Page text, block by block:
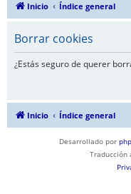
Inicio
Índice general
Borrar cookies
¿Estás seguro de querer
Inicio Índice general
Desarrollado por
Traducción